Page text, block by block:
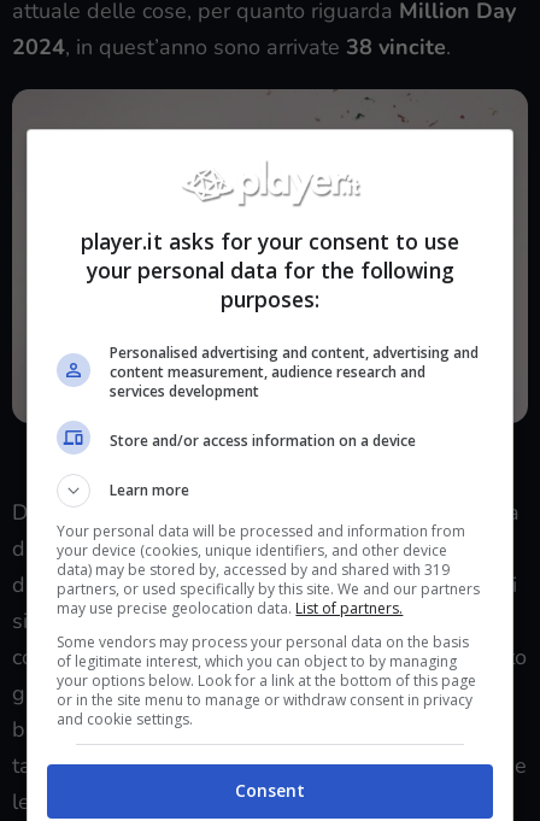
attuale delle cose, per quanto riguarda Million Day
2024, in quest’anno sono arrivate 38 vincite.
Vincite Million Day nel 2024: quante ne sono state e che cosa
Dal momento in cui è stata lanciata questa tipologia
di lotteria, vale a dire il Million Day, si tratta invece
dellavincita numero 311. Insomma, si tratta di dati
sicuramente positivi e che vanno presi in
considerazione. Complessivamente, però, con questo
gioco, sono stati distribuiti861 milioni di euro, con
ben 98.353 vincite
tante le opzioni che vanno tenute in considerazione e
le vincite che sono state prodotte fino a questo
player.it asks for your consent to use
your personal data for the following
purposes:
Personalised advertising and content, advertising and
content measurement, audience research and
services development
Store and/or access information on a device
Learn more
Your personal data will be processed and information from
your device (cookies, unique identifiers, and other device
data) may be stored by, accessed by and shared with 319
partners, or used specifically by this site. We and our partners
may use precise geolocation data. List of partners.
Some vendors may process your personal data on the basis
of legitimate interest, which you can object to by managing
your options below. Look for a link at the bottom of this page
or in the site menu to manage or withdraw consent in privacy
and cookie settings.
Consent